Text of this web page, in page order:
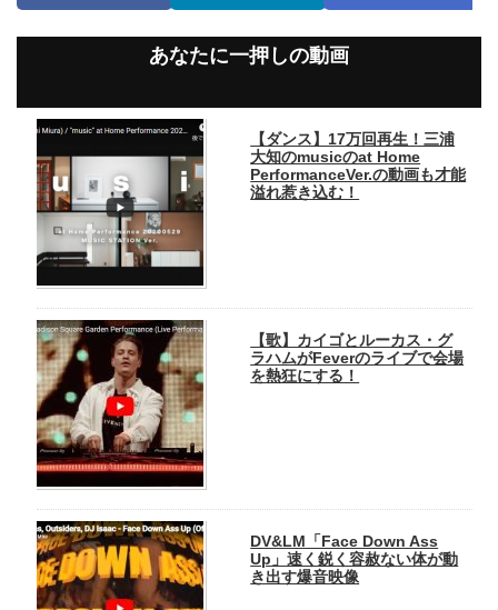
あなたに一押しの動画
【ダンス】17万回再生！三浦
大知のmusicのat Home
PerformanceVer.の動画も才能
溢れ惹き込む！
【歌】カイゴとルーカス・グ
ラハムがFeverのライブで会場
を熱狂にする！
DV&LM「Face Down Ass
Up」速く鋭く容赦ない体が動
き出す爆音映像